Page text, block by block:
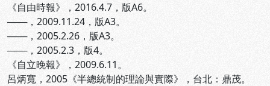
《自由時報》，2016.4.7，版A6。
───，2009.11.24，版A3。
───，2005.2.26，版A3。
───，2005.2.3，版4。
《自立晚報》，2009.6.11。
呂炳寬，2005《半總統制的理論與實際》，台北：鼎茂。